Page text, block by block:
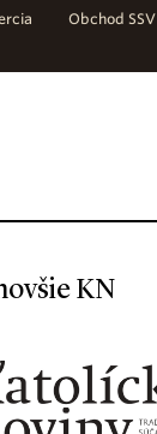
Obchod SSV
KN